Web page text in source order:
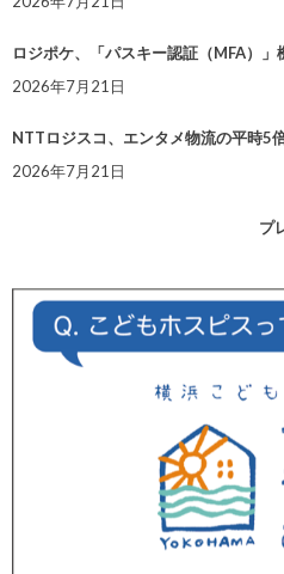
ロジポケ、「パスキー認証（MFA）」
2026年7月21日
NTTロジスコ、エンタメ物流の平時5
2026年7月21日
プ